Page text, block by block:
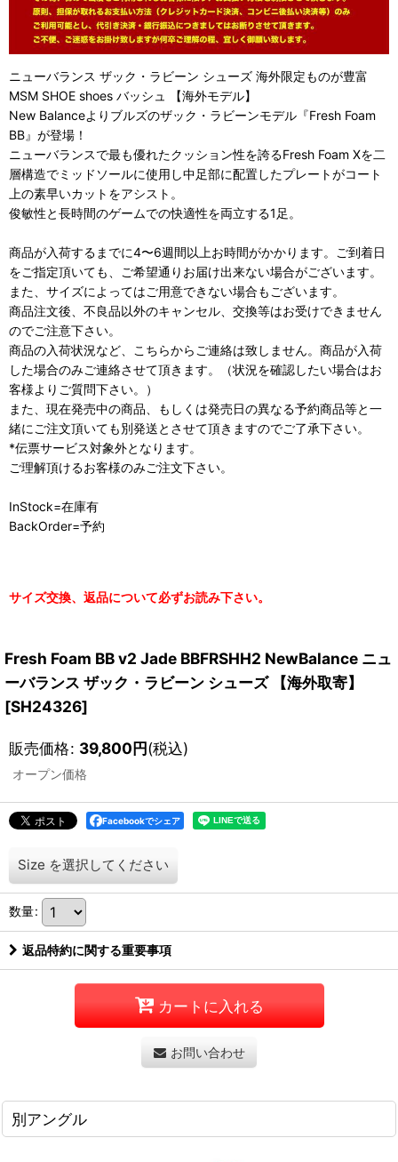
ニューバランス ザック・ラビーン シューズ 海外限定ものが豊富
MSM SHOE shoes バッシュ 【海外モデル】
New Balanceよりブルズのザック・ラビーンモデル『Fresh Foam
BB』が登場！
ニューバランスで最も優れたクッション性を誇るFresh Foam Xを二
層構造でミッドソールに使用し中足部に配置したプレートがコート
上の素早いカットをアシスト。
俊敏性と長時間のゲームでの快適性を両立する1足。
商品が入荷するまでに4〜6週間以上お時間がかかります。ご到着日
をご指定頂いても、ご希望通りお届け出来ない場合がございます。
また、サイズによってはご用意できない場合もございます。
商品注文後、不良品以外のキャンセル、交換等はお受けできません
のでご注意下さい。
商品の入荷状況など、こちらからご連絡は致しません。商品が入荷
した場合のみご連絡させて頂きます。（状況を確認したい場合はお
客様よりご質問下さい。）
また、現在発売中の商品、もしくは発売日の異なる予約商品等と一
緒にご注文頂いても別発送とさせて頂きますのでご了承下さい。
*伝票サービス対象外となります。
ご理解頂けるお客様のみご注文下さい。
InStock=在庫有
BackOrder=予約
サイズ交換、返品について必ずお読み下さい。
Fresh Foam BB v2 Jade BBFRSHH2 NewBalance ニュ
ーバランス ザック・ラビーン シューズ 【海外取寄】
[SH24326]
販売価格: 39,800円(税込)
オープン価格
Facebookでシェア
Size を選択してください
数量:
返品特約に関する重要事項
カートに入れる
お問い合わせ
別アングル